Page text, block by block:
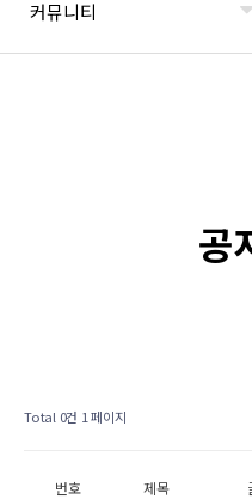
커뮤니티
공
Total 0건 1 페이지
번호 제목